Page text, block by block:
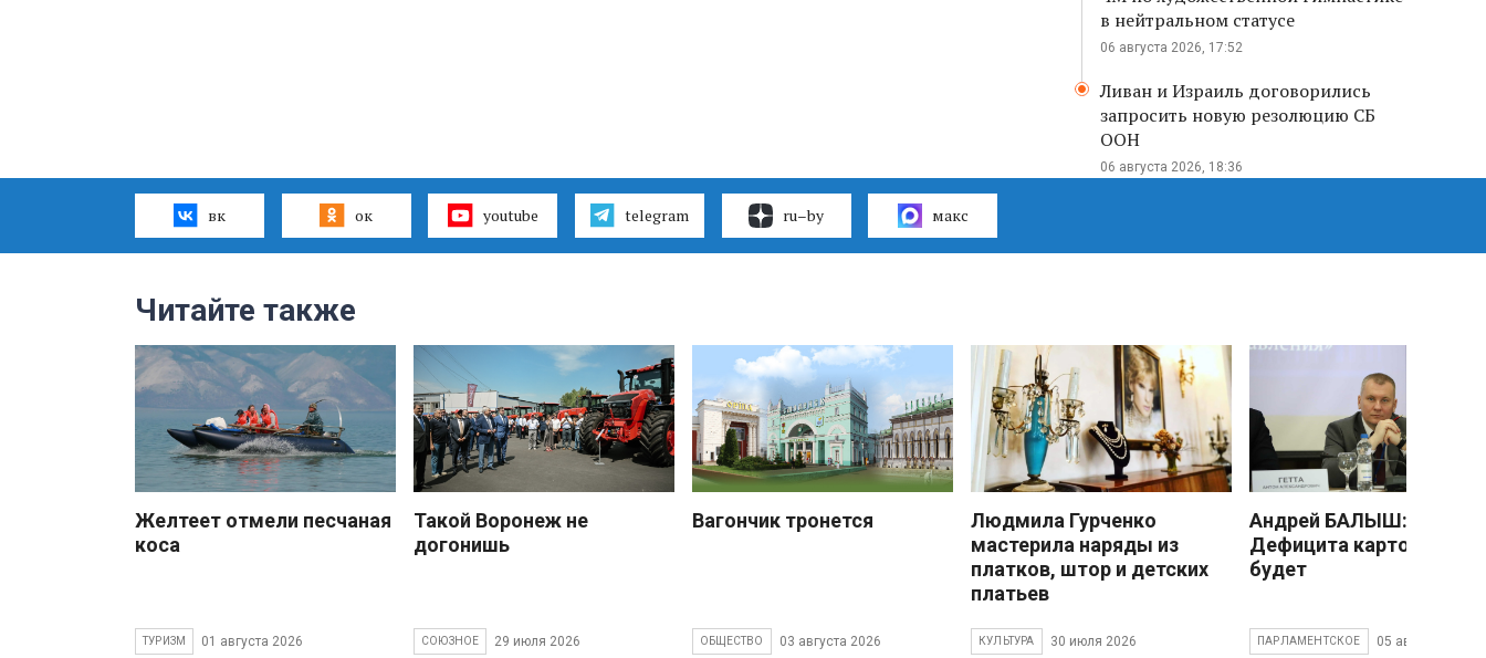
в нейтральном статусе
06 августа 2026, 17:52
Ливан и Израиль договорились
запросить новую резолюцию СБ
ООН
06 августа 2026, 18:36
вк ок youtube telegram ru–by макс
Читайте также
Желтеет отмели песчаная
коса
ТУРИЗМ 01 августа 2026
Такой Воронеж не
догонишь
СОЮЗНОЕ 29 июля 2026
Вагончик тронется
ОБЩЕСТВО 03 августа 2026
Людмила Гурченко
мастерила наряды из
платков, штор и детских
платьев
КУЛЬТУРА 30 июля 2026
Андрей БАЛЫШ:
Дефицита картофеля не
будет
ПАРЛАМЕНТСКОЕ 05 августа 2026